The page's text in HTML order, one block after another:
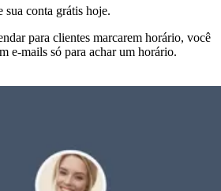
sua conta grátis hoje.
para clientes marcarem horário, você
e-mails só para achar um horário.